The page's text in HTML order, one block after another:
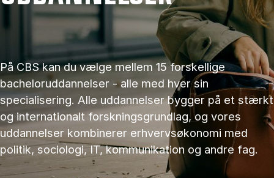
På CBS kan du vælge mellem 15 forskellige
bacheloruddannelser - alle med hver sin
specialisering. Alle uddannelser bygger på et stærkt
og internationalt forskningsgrundlag, og vores
uddannelser kombinerer erhvervsøkonomi med
politik, sociologi, IT, kommunikation og andre fag.